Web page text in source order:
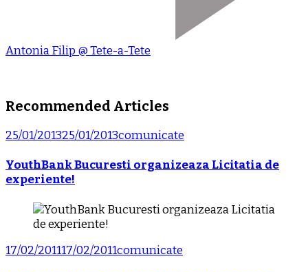
Antonia Filip @ Tete-a-Tete
Recommended Articles
25/01/201325/01/2013comunicate
YouthBank Bucuresti organizeaza Licitatia de
experiente!
17/02/201117/02/2011comunicate